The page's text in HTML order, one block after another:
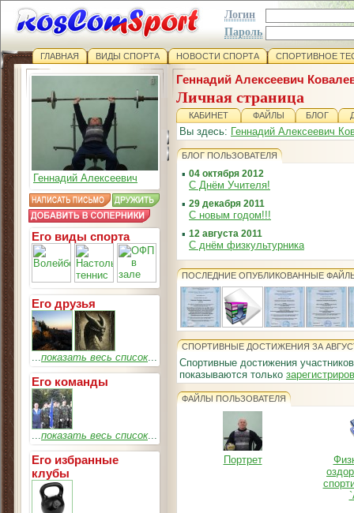
Логин
Пароль
ГЛАВНАЯ ВИДЫ СПОРТА НОВОСТИ СПОРТА СПОРТИВНОЕ
Геннадий Алексеевич
Его виды спорта
Его друзья
...показать весь список...
Его команды
...показать весь список...
Его избранные
клубы
Геннадий Алексеевич
Личная страница
КАБИНЕТ ФАЙЛЫ БЛОГ
Вы здесь: Геннадий Алексеевич
БЛОГ ПОЛЬЗОВАТЕЛЯ
▪ 04 октября 2012
С Днём Учителя!
▪ 29 декабря 2011
С новым годом!!!
▪ 12 августа 2011
С днём физкультурника
ПОСЛЕДНИЕ ОПУБЛИКОВАННЫЕ
СПОРТИВНЫЕ ДОСТИЖЕНИЯ ЗА
Спортивные достижения
показываются только
ФАЙЛЫ ПОЛЬЗОВАТЕЛЯ
Портрет